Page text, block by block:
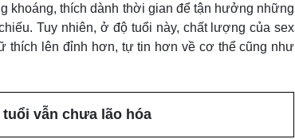
khoáng, thích dành thời gian để tận hưởng những
Tuy nhiên, ở độ tuổi này, chất lượng của sex
thích lên đỉnh hơn, tự tin hơn về cơ thể cũng như
tuổi vẫn chưa lão hóa